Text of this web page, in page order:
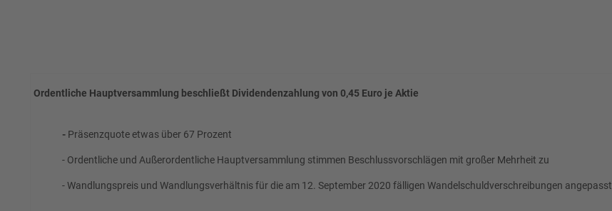
Ordentliche Hauptversammlung beschließt Dividendenzahlung von 0,45 Euro je Aktie
- Präsenzquote etwas über 67 Prozent
- Ordentliche und Außerordentliche Hauptversammlung stimmen Beschlussvorschlägen mit großer Mehrheit zu
- Wandlungspreis und Wandlungsverhältnis für die am 12. September 2020 fälligen Wandelschuldverschreibungen angepasst